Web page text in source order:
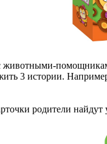
животными-
3 истории.
родители